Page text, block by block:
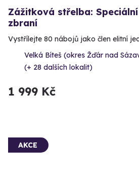
Zážitková střelba:
zbraní
Vystřílejte 80 nábojů jako člen elitní
Velká Bíteš (okres Žďár nad
(+ 28 dalších lokalit)
1 999 Kč
AKCE